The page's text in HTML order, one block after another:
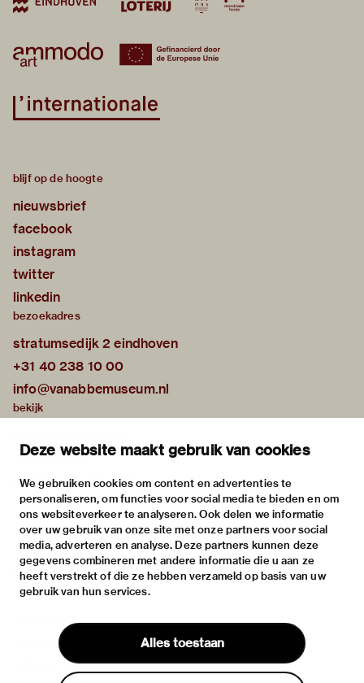
Deze website maakt gebruik van cookies
We gebruiken cookies om content en advertenties te
personaliseren, om functies voor social media te bieden en om
ons websiteverkeer te analyseren. Ook delen we informatie
over uw gebruik van onze site met onze partners voor social
media, adverteren en analyse. Deze partners kunnen deze
gegevens combineren met andere informatie die u aan ze
heeft verstrekt of die ze hebben verzameld op basis van uw
gebruik van hun services.
Alles toestaan
blijf op de hoogte
nieuwsbrief
facebook
instagram
twitter
linkedin
bezoekadres
stratumsedijk 2 eindhoven
+31 40 238 10 00
info@vanabbemuseum.nl
bekijk
activiteiten
praktische informatie
over
het museum
de collectie
fondsen & partners
huisregels
privacy & cookies